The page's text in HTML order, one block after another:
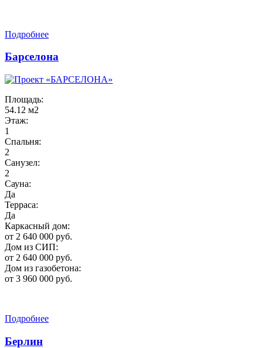
Подробнее
Барселона
Площадь:
54.12 м2
Этаж:
1
Спальня:
2
Санузел:
2
Сауна:
Да
Терраса:
Да
Каркасный дом:
от 2 640 000 руб.
Дом из СИП:
от 2 640 000 руб.
Дом из газобетона:
от 3 960 000 руб.
Подробнее
Берлин